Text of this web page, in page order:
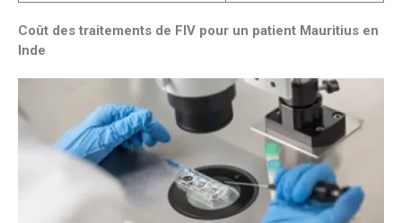
Coût des traitements de FIV pour un patient Mauritius en
Inde